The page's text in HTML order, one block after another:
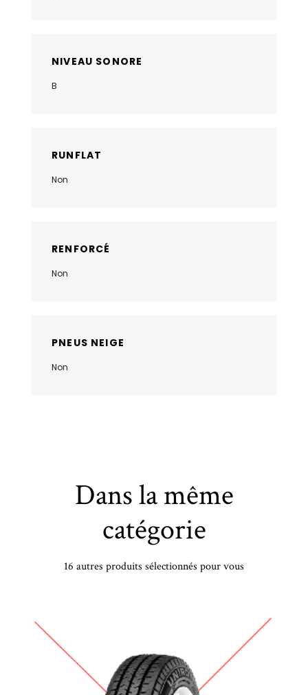
NIVEAU SONORE
B
RUNFLAT
Non
RENFORCÉ
Non
PNEUS NEIGE
Non
Dans la même
catégorie
16 autres produits sélectionnés pour vous